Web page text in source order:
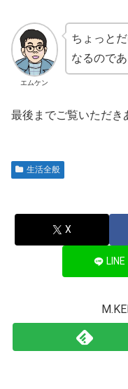
エムケン
ちょっと
なるのであ
最後までご覧いただき
生活全般
X
LINE